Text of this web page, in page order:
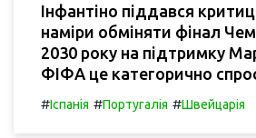
Інфантіно піддався
наміри обміняти фінал
2030 року на підтримку
ФІФА це категорично
#Іспанія #Португалія #Швейцарія